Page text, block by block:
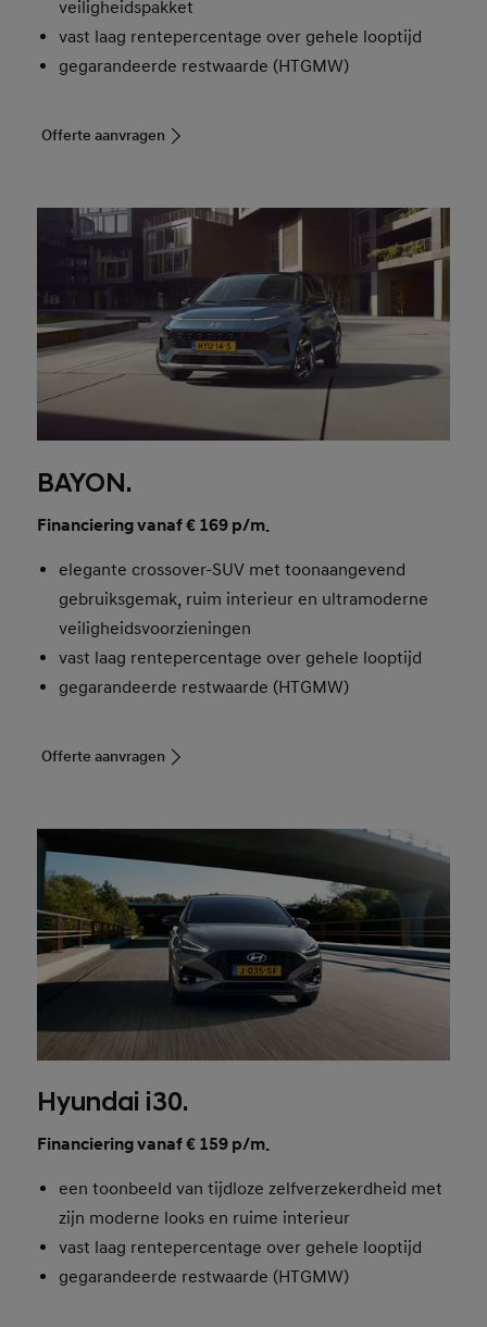
veiligheidspakket
vast laag rentepercentage over gehele looptijd
gegarandeerde restwaarde (HTGMW)
Offerte aanvragen
BAYON.
Financiering vanaf € 169 p/m.
elegante crossover-SUV met toonaangevend
gebruiksgemak, ruim interieur en ultramoderne
veiligheidsvoorzieningen
vast laag rentepercentage over gehele looptijd
gegarandeerde restwaarde (HTGMW)
Offerte aanvragen
Hyundai i30.
Financiering vanaf € 159 p/m.
een toonbeeld van tijdloze zelfverzekerdheid met
zijn moderne looks en ruime interieur
vast laag rentepercentage over gehele looptijd
gegarandeerde restwaarde (HTGMW)